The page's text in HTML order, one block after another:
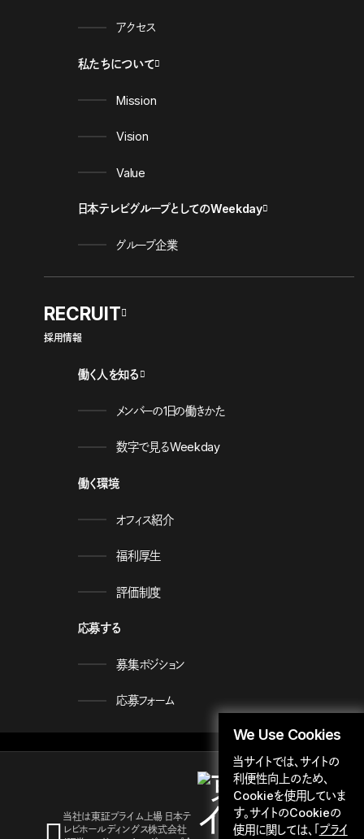
アクセス
私たちについて
Mission
Vision
Value
日本テレビグループとしてのWeekday
グループ企業
RECRUIT
採用情報
働く人を知る
メンバーの1日の働きかた
数字で見るWeekday
働く環境
オフィス紹介
福利厚生
評価制度
応募する
募集ポジション
応募フォーム
当社は東証プライム上場 日本テ
レビホールディングス株式会社
We Use Cookies
当サイトでは、サイトの
利便性向上のため、
Cookieを使用していま
す。サイトのCookieの
使用に関しては、「 プライ